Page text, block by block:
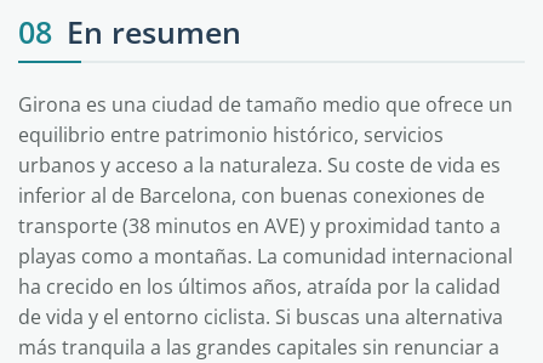
08 En resumen
Girona es una ciudad de tamaño medio que ofrece un
equilibrio entre patrimonio histórico, servicios
urbanos y acceso a la naturaleza. Su coste de vida es
inferior al de Barcelona, con buenas conexiones de
transporte (38 minutos en AVE) y proximidad tanto a
playas como a montañas. La comunidad internacional
ha crecido en los últimos años, atraída por la calidad
de vida y el entorno ciclista. Si buscas una alternativa
más tranquila a las grandes capitales sin renunciar a